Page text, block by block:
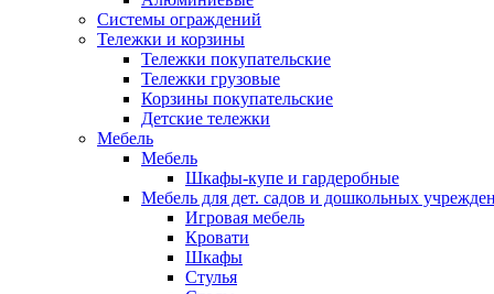
Системы ограждений
Тележки и корзины
Тележки покупательские
Тележки грузовые
Корзины покупательские
Детские тележки
Мебель
Мебель
Шкафы-купе и гардеробные
Мебель для дет. садов и дошкольных
Игровая мебель
Кровати
Шкафы
Стулья